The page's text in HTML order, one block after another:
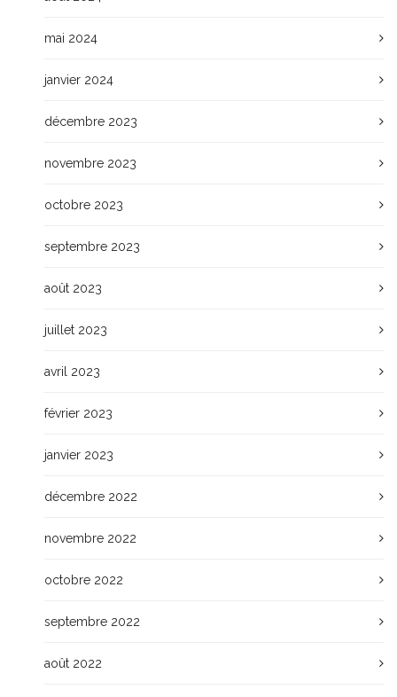
mai 2024
janvier 2024
décembre 2023
novembre 2023
octobre 2023
septembre 2023
août 2023
juillet 2023
avril 2023
février 2023
janvier 2023
décembre 2022
novembre 2022
octobre 2022
septembre 2022
août 2022